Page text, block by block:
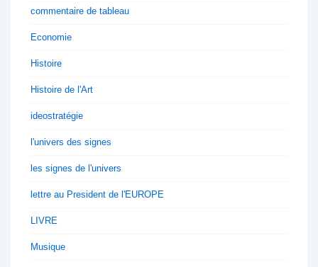
commentaire de tableau
Economie
Histoire
Histoire de l'Art
ideostratégie
l'univers des signes
les signes de l'univers
lettre au President de l'EUROPE
LIVRE
Musique